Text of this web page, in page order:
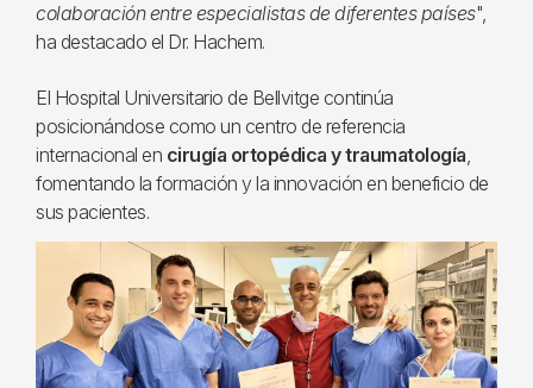
colaboración entre especialistas de diferentes países",
ha destacado el Dr. Hachem.
El Hospital Universitario de Bellvitge continúa
posicionándose como un centro de referencia
internacional en cirugía ortopédica y traumatología,
fomentando la formación y la innovación en beneficio de
sus pacientes.